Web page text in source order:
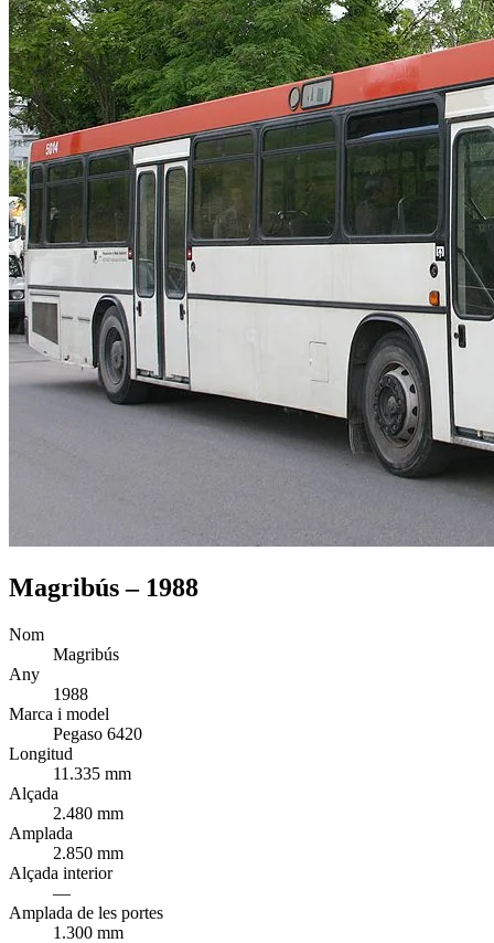
Magribús – 1988
Nom
Magribús
Any
1988
Marca i model
Pegaso 6420
Longitud
11.335 mm
Alçada
2.480 mm
Amplada
2.850 mm
Alçada interior
—
Amplada de les portes
1.300 mm